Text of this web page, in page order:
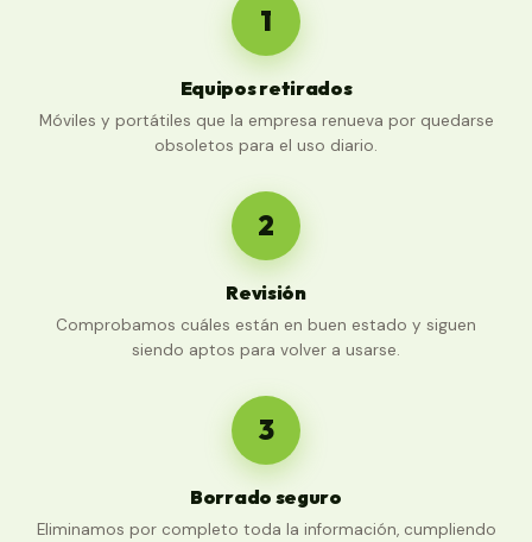
1
Equipos retirados
Móviles y portátiles que la empresa renueva por quedarse
obsoletos para el uso diario.
2
Revisión
Comprobamos cuáles están en buen estado y siguen
siendo aptos para volver a usarse.
3
Borrado seguro
Eliminamos por completo toda la información, cumpliendo